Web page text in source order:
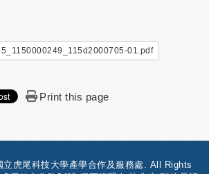
01.pdf
Print this page
虎尾科技大學產學合作及服務處. All Rights